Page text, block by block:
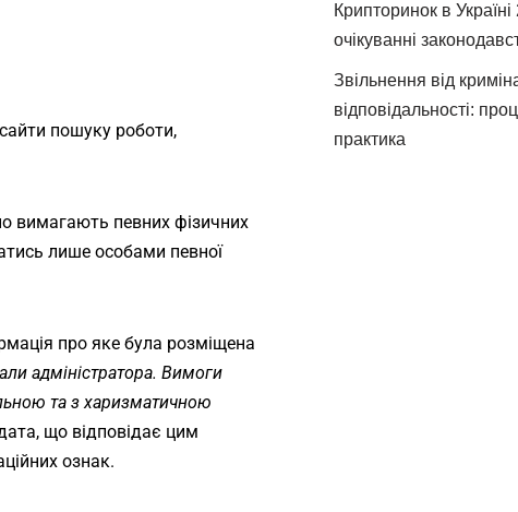
пошуку роботи,
вимагають певних фізичних
лише особами певної
про яке була розміщена
адміністратора. Вимоги
та з харизматичною
що відповідає цим
ознак.
Крипторинок в
очікуванні
Звільнення від
відповідальності:
практика